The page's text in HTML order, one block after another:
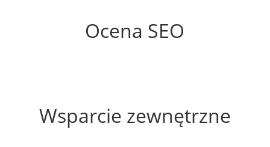
Ocena SEO
Wsparcie zewnętrzne